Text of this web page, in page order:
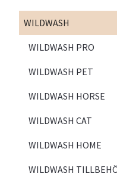
WILDWASH
WILDWASH PRO
WILDWASH PET
WILDWASH HORSE
WILDWASH CAT
WILDWASH HOME
WILDWASH